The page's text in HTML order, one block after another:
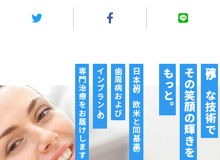
確かな技術で
その笑顔の輝きを
もっと。
日本初の欧米と同基準の
歯周病および
インプラントの
専門治療をお届けします